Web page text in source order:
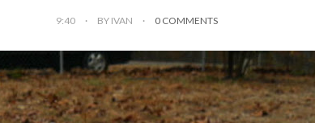
9:40 BY IVAN 0 COMMENTS